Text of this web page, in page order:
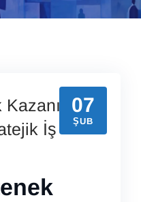
07
ŞUB
Kazanım /
İş